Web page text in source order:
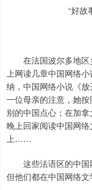
“好故
在法国波尔多地区
上网读几章中国网络
纳，中国网络小说《
一位母亲的注意，她
别的中国点心；在加
晚上回家阅读中国网
上……
这些法语区的中国
但他们都在中国网络文